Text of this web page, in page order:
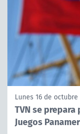
Lunes 16 de octubre
TVN se
Juegos